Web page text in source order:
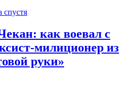
спустя
как воевал с
милиционер из
руки»